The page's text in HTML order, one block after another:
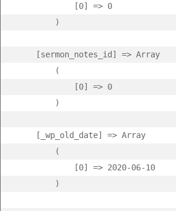
            [0] => 0
        )
    [sermon_notes_id] => Array
        (
            [0] => 0
        )
    [_wp_old_date] => Array
        (
            [0] => 2020-06-10
        )